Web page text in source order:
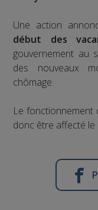
Une action
début des
gouvernement au
des nouveaux
chômage.
Le fonctionnement
donc être affecté le